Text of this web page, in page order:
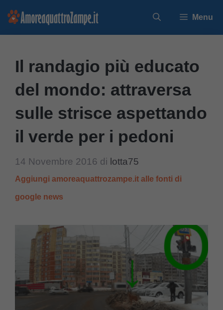
Vai
Menu
Il randagio più educato
del mondo: attraversa
sulle strisce aspettando
il verde per i pedoni
14 Novembre 2016 di lotta75
Aggiungi amoreaquattrozampe.it alle fonti di
google news